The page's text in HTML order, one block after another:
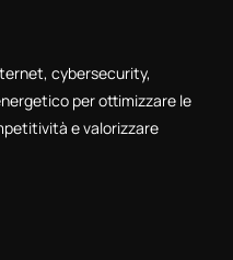
cybersecurity,
per ottimizzare le
e valorizzare